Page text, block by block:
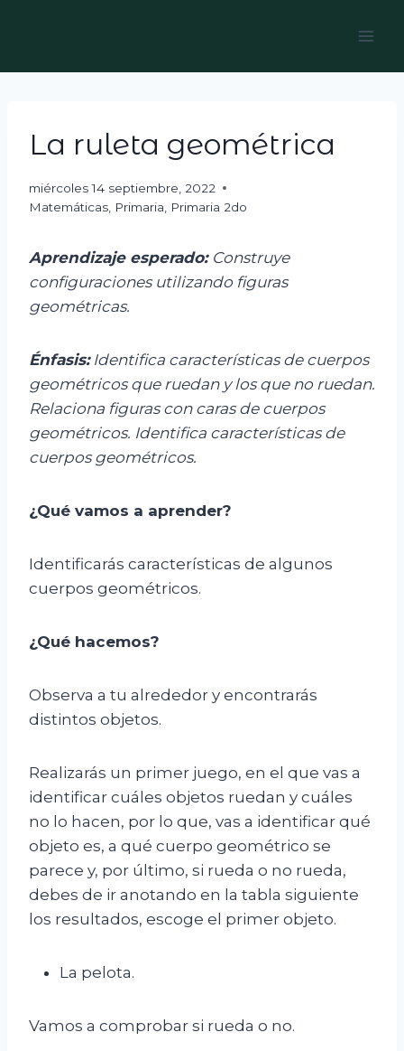
La ruleta geométrica
miércoles 14 septiembre, 2022
Matemáticas Primaria Primaria 2do
Aprendizaje esperado: Construye
configuraciones utilizando figuras
geométricas.
Énfasis: Identifica características de cuerpos
geométricos que ruedan y los que no ruedan.
Relaciona figuras con caras de cuerpos
geométricos. Identifica características de
cuerpos geométricos.
¿Qué vamos a aprender?
Identificarás características de algunos
cuerpos geométricos.
¿Qué hacemos?
Observa a tu alrededor y encontrarás
distintos objetos.
Realizarás un primer juego, en el que vas a
identificar cuáles objetos ruedan y cuáles
no lo hacen, por lo que, vas a identificar qué
objeto es, a qué cuerpo geométrico se
parece y, por último, si rueda o no rueda,
debes de ir anotando en la tabla siguiente
los resultados, escoge el primer objeto.
La pelota.
Vamos a comprobar si rueda o no.